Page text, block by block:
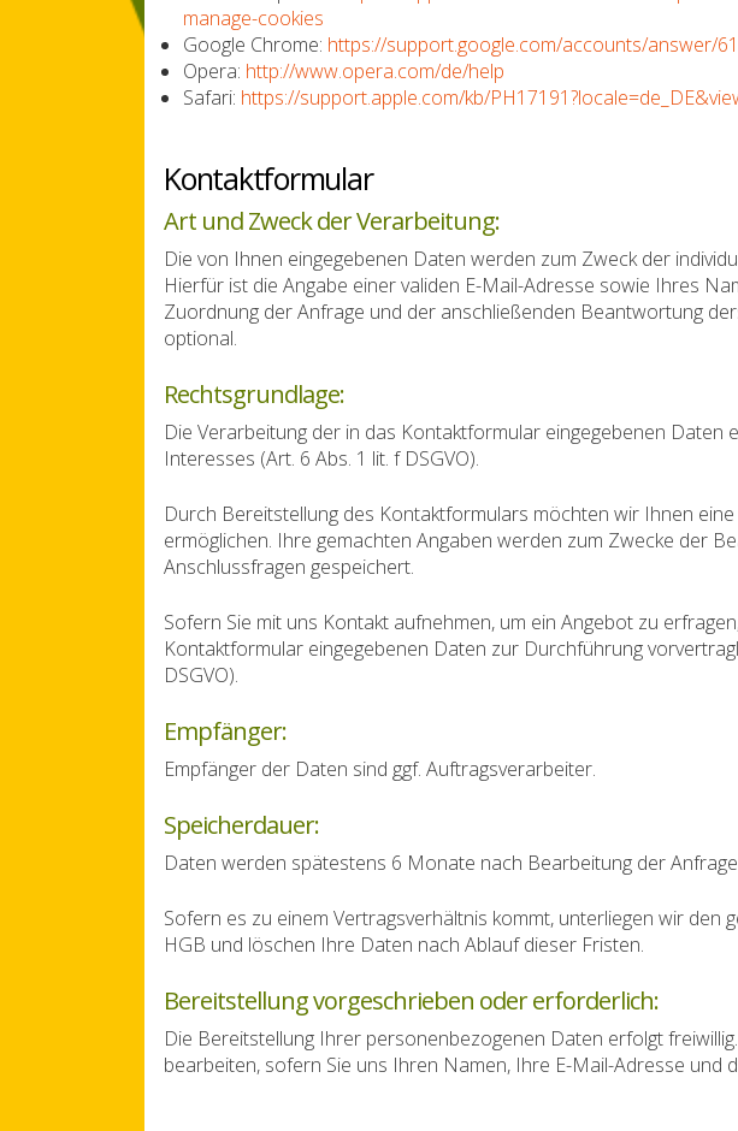
manage-cookies
Google Chrome: https://support.google.com/accounts/answer/
Opera: http://www.opera.com/de/help
Safari: https://support.apple.com/kb/
Kontaktformular
Art und Zweck der Verarbeitung:
Die von Ihnen eingegebenen Daten werden zum Zweck der
Hierfür ist die Angabe einer validen E-Mail-Adresse sowie Ihres
Zuordnung der Anfrage und der anschließenden Beantwortung
optional.
Rechtsgrundlage:
Die Verarbeitung der in das Kontaktformular eingegebenen
Interesses (Art. 6 Abs. 1 lit. f DSGVO).
Durch Bereitstellung des Kontaktformulars möchten wir Ihnen
ermöglichen. Ihre gemachten Angaben werden zum Zwecke der
Anschlussfragen gespeichert.
Sofern Sie mit uns Kontakt aufnehmen, um ein Angebot zu
Kontaktformular eingegebenen Daten zur Durchführung
DSGVO).
Empfänger:
Empfänger der Daten sind ggf. Auftragsverarbeiter.
Speicherdauer:
Daten werden spätestens 6 Monate nach Bearbeitung der
Sofern es zu einem Vertragsverhältnis kommt, unterliegen wir den
HGB und löschen Ihre Daten nach Ablauf dieser Fristen.
Bereitstellung vorgeschrieben oder erforderlich:
Die Bereitstellung Ihrer personenbezogenen Daten erfolgt
bearbeiten, sofern Sie uns Ihren Namen, Ihre E-Mail-Adresse und